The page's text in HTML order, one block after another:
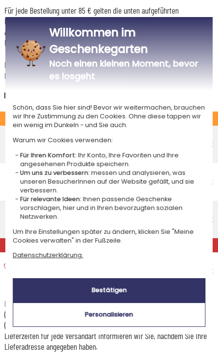
Für jede Bestellung unter 85 € gelten die unten aufgeführten
Lieferkosten für den Kauf dieses Artikels.
Artikel, die in unserem Atelier personalisiert werden (etwa 95% unserer
Produkte), sind mit dem Logo
Das Voraussichtliche Lieferdatum ist nur bei einer Zahlung per PayPal,
Kreditkarte oder Sofortüberweisung gültig.
Deutschland
STANDARD
Voraussichtliches Lieferdatum
Freitag 14 August 2026
4,95 €
Economy-Versand nach Hause
Voraussichtliches Lieferdatum
4,95 €
Standardlieferung nach Hause
Mittwoch 12 August 2026
8,95 €
EXPRESS
Expresslieferung nach Hause
Dienstag 11 August 2026
14,95 €
Die Versandkosten und Lieferzeiten können je nach Ihrem Wohnort
(abgelegene oder entlegene Gebiete) und dem Gewicht des Pakets
(Anzahl der bestellten Artikel) variieren. Über die genauen Kosten und
Lieferzeiten für jede Versandart informieren wir Sie, nachdem Sie Ihre
Lieferadresse angegeben haben.
Willkommen im
Geschenkegarten
Noch einen kleinen Moment, bevor
es losgeht
Schön, dass Sie hier sind! Bevor wir weitermachen, brauchen
wir Ihre Zustimmung zu den Cookies. Ohne diese tappen wir
ein wenig im Dunkeln - und Sie auch.
Warum wir Cookies verwenden:
Für Ihren Komfort:Ihr Konto, Ihre Favoriten und Ihre
angesehenen Produkte speichern.
Um uns zu verbessern:messen und analysieren, was
unseren BesucherInnen auf der Website gefällt, und sie
verbessern.
Für relevante Ideen:Ihnen passende Geschenke
vorschlagen, hier und in Ihren bevorzugten sozialen
Netzwerken.
Um Ihre Einstellungen später zu ändern, klicken Sie "Meine
Cookies verwalten" in der Fußzeile.
Datenschutzerklärung.
Bestätigen
Personalisieren